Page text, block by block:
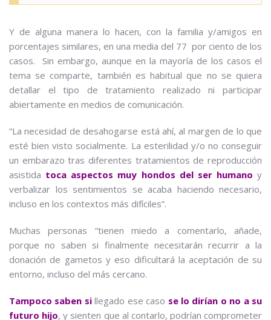
Y de alguna manera lo hacen, con la familia y/amigos en
porcentajes similares, en una media del 77 por ciento de los
casos. Sin embargo, aunque en la mayoría de los casos el
tema se comparte, también es habitual que no se quiera
detallar el tipo de tratamiento realizado ni participar
abiertamente en medios de comunicación.
“La necesidad de desahogarse está ahí, al margen de lo que
esté bien visto socialmente. La esterilidad y/o no conseguir
un embarazo tras diferentes tratamientos de reproducción
asistida toca aspectos muy hondos del ser humano y
verbalizar los sentimientos se acaba haciendo necesario,
incluso en los contextos más difíciles”.
Muchas personas “tienen miedo a comentarlo, añade,
porque no saben si finalmente necesitarán recurrir a la
donación de gametos y eso dificultará la aceptación de su
entorno, incluso del más cercano.
Tampoco saben sillegado ese caso se lo dirían o no a su
futuro hijo, y sienten que al contarlo, podrían comprometer